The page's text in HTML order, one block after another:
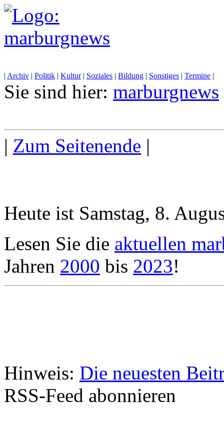
| Archiv | Politik | Kultur| Soziales | Bildung | Sonstiges | Termine |
Sie sind hier: marburgnews
| Zum Seitenende |
Heute ist Samstag, 8.
Lesen Sie die aktuellen
Jahren 2000 bis 2023!
Hinweis: Die neuesten
RSS-Feed abonnieren